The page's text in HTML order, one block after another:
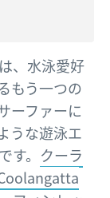
、水泳愛好
もう一つの
ーファーに
うな遊泳エ
。 クーラ